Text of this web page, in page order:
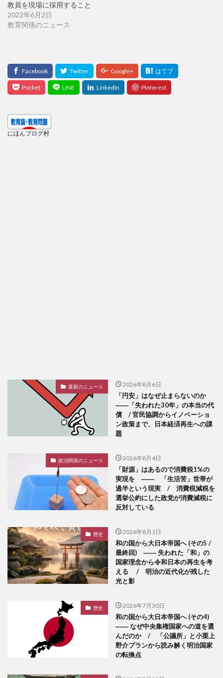
教員を現場に採用すること
2022年6月2日
教育関係のニュース
にほんブログ村
最新のニュース 2026年8月6日
「円安」はなぜ止まらないのか
――「失われた30年」の本当の代
償 / 官民協調からイノベーショ
ン政策まで、日本経済再生への課
題
政治関係のニュース 2026年8月4日
「財源」はあるので消費税1%の
実現を ―― 「生活苦」世帯が
過半という現実 / 消費税減税を
選挙公約にした政党が消費減税に
反対している
歴史 2026年8月1日
和の国から大日本帝国へ (その5 /
最終回) ―― 失われた「和」の
国家理念から令和日本の再生を考
える / 明治の近代化が残した
光と影
歴史 2026年7月30日
和の国から大日本帝国へ (その4)
―― なぜ中央集権国家への道を選
んだのか / 「公議所」と小栗上
野介プランから読み解く明治国家
の転換点